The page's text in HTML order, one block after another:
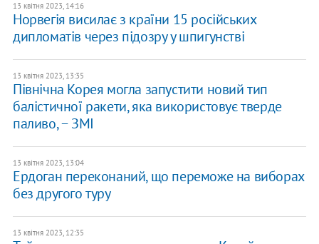
13 квітня 2023, 14:16
Норвегія висилає з країни 15 російських
дипломатів через підозру у шпигунстві
13 квітня 2023, 13:35
Північна Корея могла запустити новий тип
балістичної ракети, яка використовує тверде
паливо, − ЗМІ
13 квітня 2023, 13:04
Ердоган переконаний, що переможе на виборах
без другого туру
13 квітня 2023, 12:35